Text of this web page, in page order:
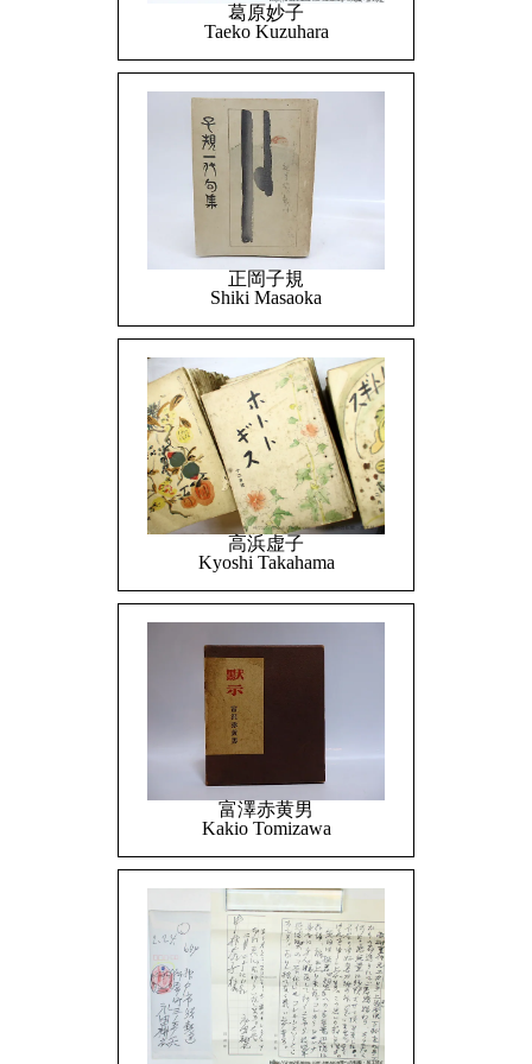
葛原妙子
Taeko Kuzuhara
正岡子規
Shiki Masaoka
高浜虚子
Kyoshi Takahama
富澤赤黄男
Kakio Tomizawa